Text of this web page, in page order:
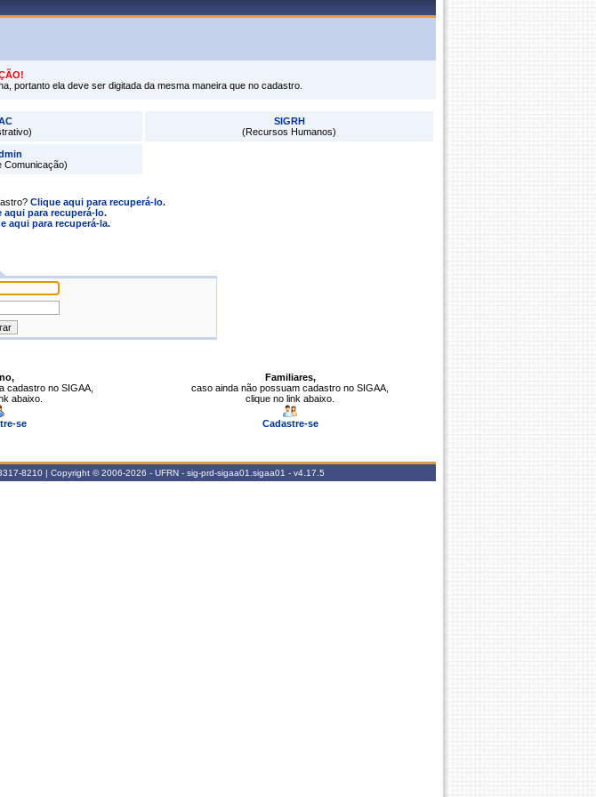
portanto ela deve ser digitada da mesma maneira que no cadastro.
SIGRH
(Recursos Humanos)
Comunicação)
Clique aqui para recuperá-lo.
aqui para recuperá-lo.
aqui para recuperá-la.
cadastro no SIGAA,
abaixo.
se
Familiares,
caso ainda não possuam cadastro no SIGAA,
clique no link abaixo.
Cadastre-se
8210 | Copyright © 2006-2026 - UFRN - sig-prd-sigaa01.sigaa01 - v4.17.5